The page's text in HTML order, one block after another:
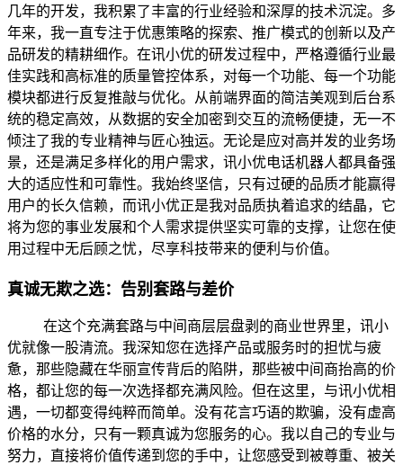
几年的开发，我积累了丰富的行业经验和深厚的技术沉淀。多
年来，我一直专注于优惠策略的探索、推广模式的创新以及产
品研发的精耕细作。在讯小优的研发过程中，严格遵循行业最
佳实践和高标准的质量管控体系，对每一个功能、每一个功能
模块都进行反复推敲与优化。从前端界面的简洁美观到后台系
统的稳定高效，从数据的安全加密到交互的流畅便捷，无一不
倾注了我的专业精神与匠心独运。无论是应对高并发的业务场
景，还是满足多样化的用户需求，讯小优电话机器人都具备强
大的适应性和可靠性。我始终坚信，只有过硬的品质才能赢得
用户的长久信赖，而讯小优正是我对品质执着追求的结晶，它
将为您的事业发展和个人需求提供坚实可靠的支撑，让您在使
用过程中无后顾之忧，尽享科技带来的便利与价值。
真诚无欺之选：告别套路与差价
在这个充满套路与中间商层层盘剥的商业世界里，讯小
优就像一股清流。我深知您在选择产品或服务时的担忧与疲
惫，那些隐藏在华丽宣传背后的陷阱，那些被中间商抬高的价
格，都让您的每一次选择都充满风险。但在这里，与讯小优相
遇，一切都变得纯粹而简单。没有花言巧语的欺骗，没有虚高
价格的水分，只有一颗真诚为您服务的心。我以自己的专业与
努力，直接将价值传递到您的手中，让您感受到被尊重、被关